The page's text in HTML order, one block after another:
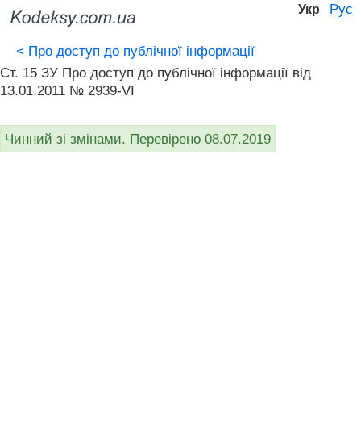
Укр Рус
< Про доступ до публічної інформації
Ст. 15 ЗУ Про доступ до публічної інформації вiд
13.01.2011 № 2939-VI
Чинний зі змінами. Перевірено 08.07.2019